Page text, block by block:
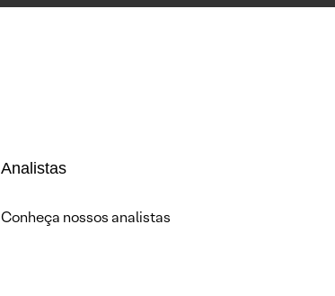
Analistas
Conheça nossos analistas